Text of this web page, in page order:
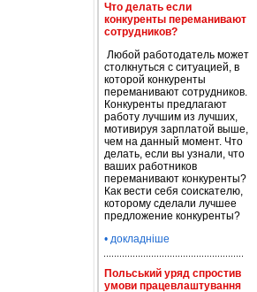
Что делать если
конкуренты переманивают
сотрудников?
Любой работодатель может
столкнуться с ситуацией, в
которой конкуренты
переманивают сотрудников.
Конкуренты предлагают
работу лучшим из лучших,
мотивируя зарплатой выше,
чем на данный момент. Что
делать, если вы узнали, что
ваших работников
переманивают конкуренты?
Как вести себя соискателю,
которому сделали лучшее
предложение конкуренты?
• докладніше
Польський уряд спростив
умови працевлаштування